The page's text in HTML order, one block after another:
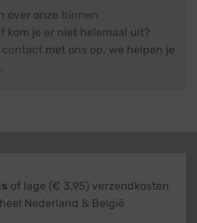
over onze binnen
kom je er niet helemaal uit?
contact met ons op, we helpen je
of lage (€ 3,95) verzendkosten
Nederland & België